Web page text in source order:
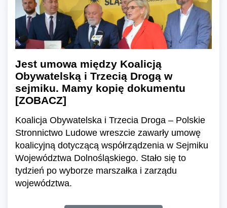
Jest umowa między Koalicją
Obywatelską i Trzecią Drogą w
sejmiku. Mamy kopię dokumentu
[ZOBACZ]
Koalicja Obywatelska i Trzecia Droga – Polskie
Stronnictwo Ludowe wreszcie zawarły umowę
koalicyjną dotyczącą współrządzenia w Sejmiku
Województwa Dolnośląskiego. Stało się to
tydzień po wyborze marszałka i zarządu
województwa.